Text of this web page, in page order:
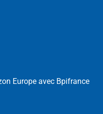
Europe avec Bpifrance